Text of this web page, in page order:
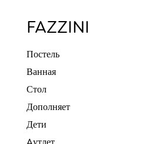
FAZZINI
Постель
Ванная
Стол
Дополняет
Дети